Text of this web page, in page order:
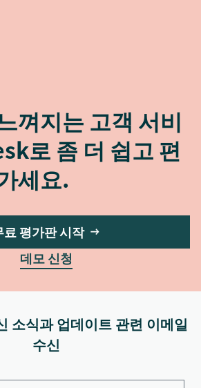
껴지는 고객 서비
로 좀 더 쉽고 편
세요.
료 평가판 시작
데모 신청
소식과 업데이트 관련 이메일
수신